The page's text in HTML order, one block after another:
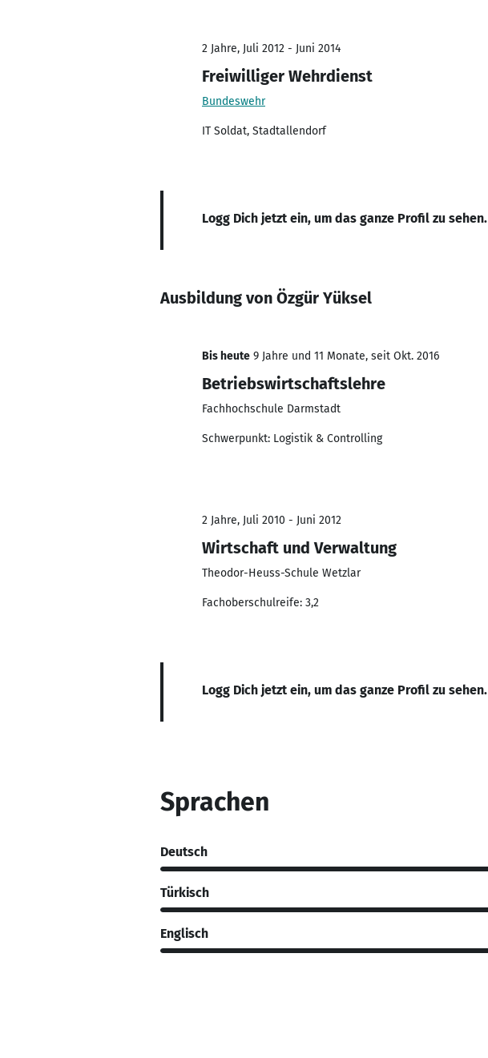
2 Jahre, Juli 2012 - Juni 2014
Freiwilliger Wehrdienst
Bundeswehr
IT Soldat, Stadtallendorf
Logg Dich jetzt ein, um das ganze Profil zu sehen.
Ausbildung von Özgür Yüksel
Bis heute 9 Jahre und 11 Monate, seit Okt. 2016
Betriebswirtschaftslehre
Fachhochschule Darmstadt
Schwerpunkt: Logistik & Controlling
2 Jahre, Juli 2010 - Juni 2012
Wirtschaft und Verwaltung
Theodor-Heuss-Schule Wetzlar
Fachoberschulreife: 3,2
Logg Dich jetzt ein, um das ganze Profil zu sehen.
Sprachen
Deutsch
Türkisch
Englisch